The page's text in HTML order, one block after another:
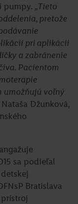
pumpy. „Tieto
pretože
pri aplikácii
a zabránenie
Pacientom
umožňujú voľný
Džunková,
sa podieľal
Bratislava